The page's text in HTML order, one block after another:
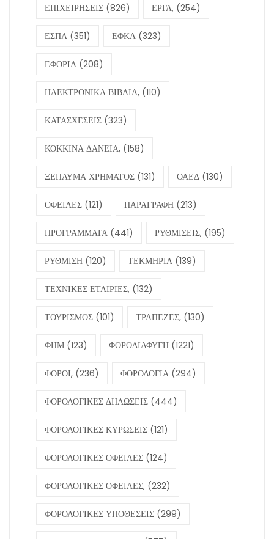
ΕΠΙΧΕΙΡΗΣΕΙΣ (826) ΕΡΓΑ, (254)
ΕΣΠΑ (351) ΕΦΚΑ (323)
ΕΦΟΡΙΑ (208)
ΗΛΕΚΤΡΟΝΙΚΑ ΒΙΒΛΙΑ, (110)
ΚΑΤΑΣΧΕΣΕΙΣ (323)
ΚΟΚΚΙΝΑ ΔΑΝΕΙΑ, (158)
ΞΕΠΛΥΜΑ ΧΡΗΜΑΤΟΣ (131) ΟΑΕΔ (130)
ΟΦΕΙΛΕΣ (121) ΠΑΡΑΓΡΑΦΗ (213)
ΠΡΟΓΡΑΜΜΑΤΑ (441) ΡΥΘΜΙΣΕΙΣ, (195)
ΡΥΘΜΙΣΗ (120) ΤΕΚΜΗΡΙΑ (139)
ΤΕΧΝΙΚΕΣ ΕΤΑΙΡΙΕΣ, (132)
ΤΟΥΡΙΣΜΟΣ (101) ΤΡΑΠΕΖΕΣ, (130)
ΦΗΜ (123) ΦΟΡΟΔΙΑΦΥΓΗ (1221)
ΦΟΡΟΙ, (236) ΦΟΡΟΛΟΓΙΑ (294)
ΦΟΡΟΛΟΓΙΚΕΣ ΔΗΛΩΣΕΙΣ (444)
ΦΟΡΟΛΟΓΙΚΕΣ ΚΥΡΩΣΕΙΣ (121)
ΦΟΡΟΛΟΓΙΚΕΣ ΟΦΕΙΛΕΣ (124)
ΦΟΡΟΛΟΓΙΚΕΣ ΟΦΕΙΛΕΣ, (232)
ΦΟΡΟΛΟΓΙΚΕΣ ΥΠΟΘΕΣΕΙΣ (299)